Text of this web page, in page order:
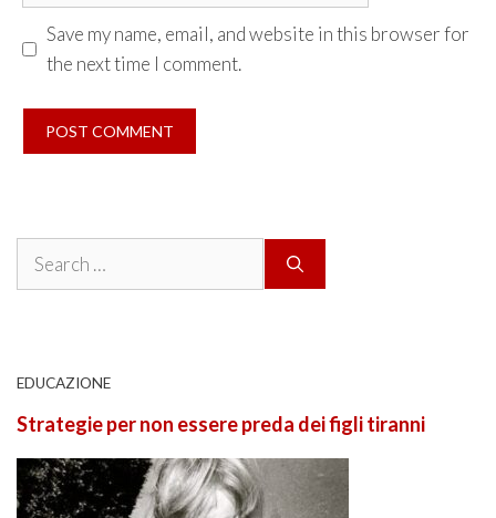
Save my name, email, and website in this browser for
the next time I comment.
Search
EDUCAZIONE
Strategie per non essere preda dei figli tiranni